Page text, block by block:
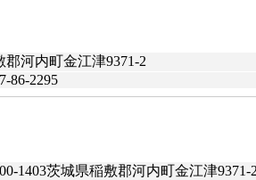
郡河内町金江津9371-2
86-2295
1403茨城県稲敷郡河内町金江津9371-